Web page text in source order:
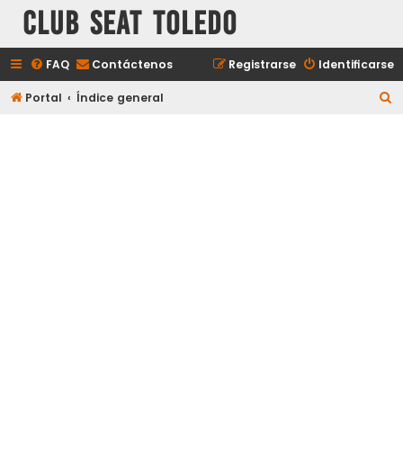
Club Seat Toledo
FAQ Contáctenos Identificarse
Registrarse
Portal Índice general